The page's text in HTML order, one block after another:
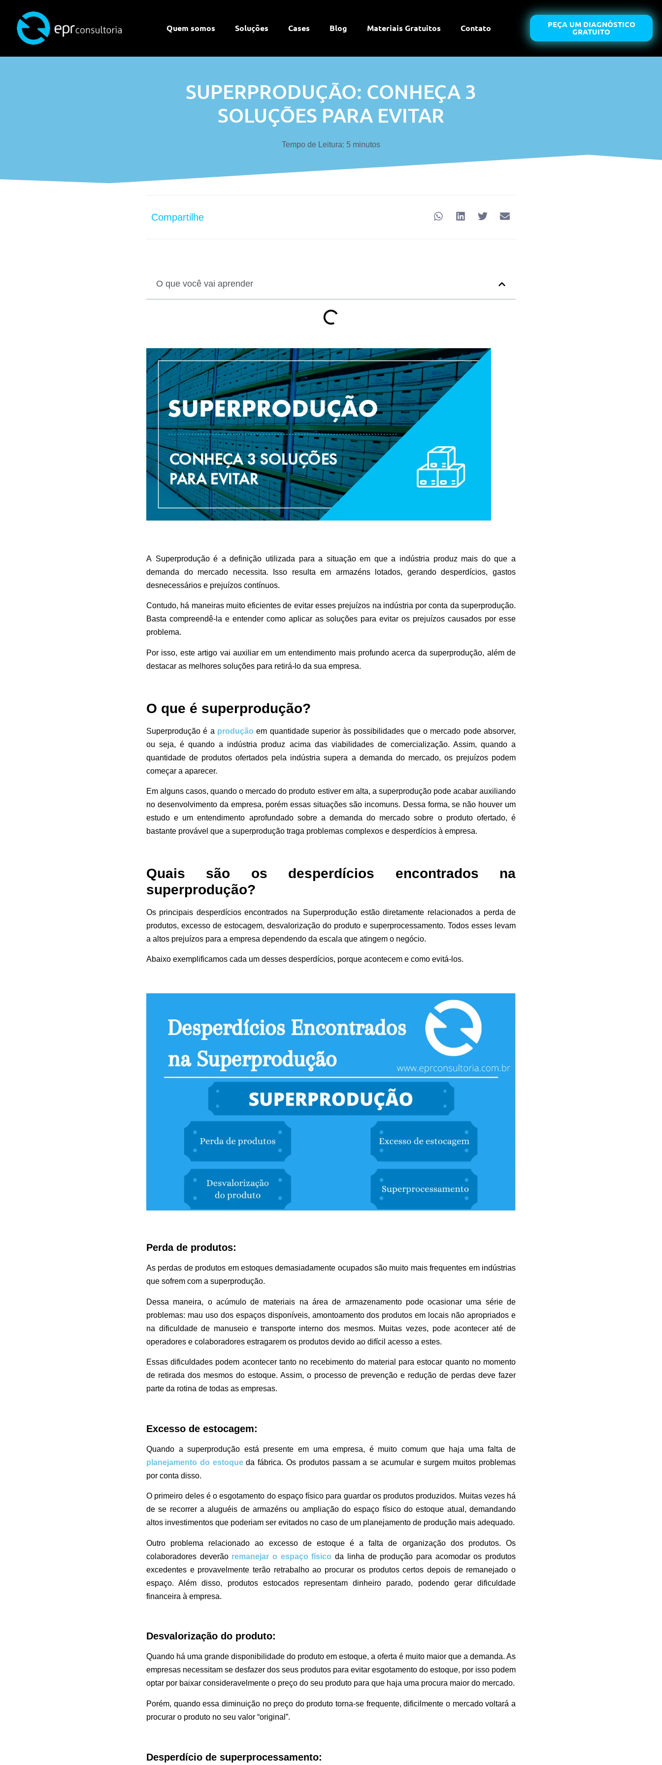
Quem somos Soluções Cases Blog Materiais Gratuitos Contato PEÇA UM DIAGNÓSTICO
GRATUITO
SUPERPRODUÇÃO: CONHEÇA 3
SOLUÇÕES PARA EVITAR
Tempo de Leitura: 5 minutos
Compartilhe
O que você vai aprender
A Superprodução é a definição utilizada para a situação em que a indústria produz mais do que a
demanda do mercado necessita. Isso resulta em armazéns lotados, gerando desperdícios, gastos
desnecessários e prejuízos contínuos.
Contudo, há maneiras muito eficientes de evitar esses prejuízos na indústria por conta da superprodução.
Basta compreendê-la e entender como aplicar as soluções para evitar os prejuízos causados por esse
problema.
Por isso, este artigo vai auxiliar em um entendimento mais profundo acerca da superprodução, além de
destacar as melhores soluções para retirá-lo da sua empresa.
O que é superprodução?
Superprodução é a produção em quantidade superior às possibilidades que o mercado pode absorver,
ou seja, é quando a indústria produz acima das viabilidades de comercialização. Assim, quando a
quantidade de produtos ofertados pela indústria supera a demanda do mercado, os prejuízos podem
começar a aparecer.
Em alguns casos, quando o mercado do produto estiver em alta, a superprodução pode acabar auxiliando
no desenvolvimento da empresa, porém essas situações são incomuns. Dessa forma, se não houver um
estudo e um entendimento aprofundado sobre a demanda do mercado sobre o produto ofertado, é
bastante provável que a superprodução traga problemas complexos e desperdícios à empresa.
Quais são os desperdícios encontrados na
superprodução?
Os principais desperdícios encontrados na Superprodução estão diretamente relacionados a perda de
produtos, excesso de estocagem, desvalorização do produto e superprocessamento. Todos esses levam
a altos prejuízos para a empresa dependendo da escala que atingem o negócio.
Abaixo exemplificamos cada um desses desperdícios, porque acontecem e como evitá-los.
Perda de produtos:
As perdas de produtos em estoques demasiadamente ocupados são muito mais frequentes em indústrias
que sofrem com a superprodução.
Dessa maneira, o acúmulo de materiais na área de armazenamento pode ocasionar uma série de
problemas: mau uso dos espaços disponíveis, amontoamento dos produtos em locais não apropriados e
na dificuldade de manuseio e transporte interno dos mesmos. Muitas vezes, pode acontecer até de
operadores e colaboradores estragarem os produtos devido ao difícil acesso a estes.
Essas dificuldades podem acontecer tanto no recebimento do material para estocar quanto no momento
de retirada dos mesmos do estoque. Assim, o processo de prevenção e redução de perdas deve fazer
parte da rotina de todas as empresas.
Excesso de estocagem:
Quando a superprodução está presente em uma empresa, é muito comum que haja uma falta de
planejamento do estoqueda fábrica. Os produtos passam a se acumular e surgem muitos problemas
por conta disso.
O primeiro deles é o esgotamento do espaço físico para guardar os produtos produzidos. Muitas vezes há
de se recorrer a aluguéis de armazéns ou ampliação do espaço físico do estoque atual, demandando
altos investimentos que poderiam ser evitados no caso de um planejamento de produção mais adequado.
Outro problema relacionado ao excesso de estoque é a falta de organização dos produtos. Os
colaboradores deverão remanejar o espaço físico da linha de produção para acomodar os produtos
excedentes e provavelmente terão retrabalho ao procurar os produtos certos depois de remanejado o
espaço. Além disso, produtos estocados representam dinheiro parado, podendo gerar dificuldade
financeira à empresa.
Desvalorização do produto:
Quando há uma grande disponibilidade do produto em estoque, a oferta é muito maior que a demanda. As
empresas necessitam se desfazer dos seus produtos para evitar esgotamento do estoque, por isso podem
optar por baixar consideravelmente o preço do seu produto para que haja uma procura maior do mercado.
Porém, quando essa diminuição no preço do produto torna-se frequente, dificilmente o mercado voltará a
procurar o produto no seu valor “original”.
Desperdício de superprocessamento: